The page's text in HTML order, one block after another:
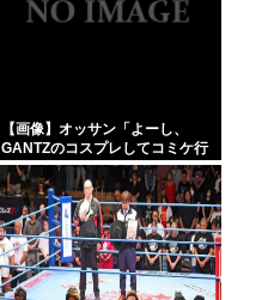
【画像】オッサン「よーし、
GANTZのコスプレしてコミケ行
くかー」